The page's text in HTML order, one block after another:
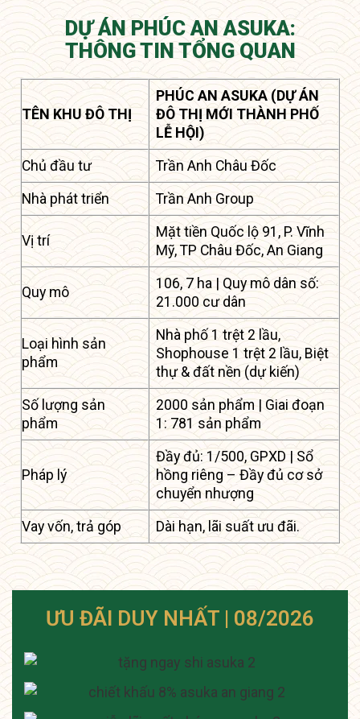
DỰ ÁN PHÚC AN ASUKA:
THÔNG TIN TỔNG QUAN
TÊN KHU ĐÔ THỊ
PHÚC AN ASUKA (DỰ ÁN
ĐÔ THỊ MỚI THÀNH PHỐ
LỄ HỘI)
Chủ đầu tư
Trần Anh Châu Đốc
Nhà phát triển
Trần Anh Group
Vị trí
Mặt tiền Quốc lộ 91, P. Vĩnh
Mỹ, TP Châu Đốc, An Giang
Quy mô
106, 7 ha | Quy mô dân số:
21.000 cư dân
Loại hình sản
phẩm
Nhà phố 1 trệt 2 lầu,
Shophouse 1 trệt 2 lầu, Biệt
thự & đất nền (dự kiến)
Số lượng sản
phẩm
2000 sản phẩm | Giai đoạn
1: 781 sản phẩm
Pháp lý
Đầy đủ: 1/500, GPXD | Sổ
hồng riêng – Đầy đủ cơ sở
chuyển nhượng
Vay vốn, trả góp
Dài hạn, lãi suất ưu đãi.
ƯU ĐÃI DUY NHẤT | 08/2026